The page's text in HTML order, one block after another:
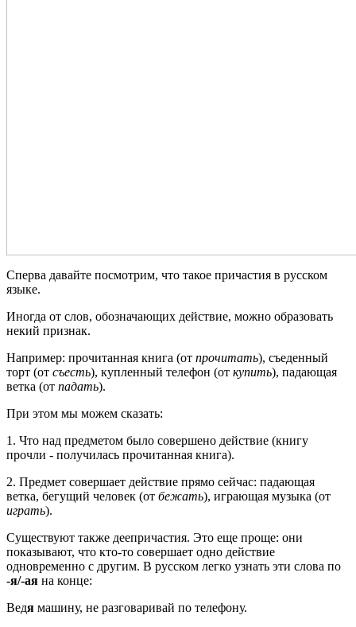
Сперва давайте посмотрим, что такое причастия в русском
языке.
Иногда от слов, обозначающих действие, можно образовать
некий признак.
Например: прочитанная книга (от прочитать), съеденный
торт (от съесть), купленный телефон (от купить), падающая
ветка (от падать).
При этом мы можем сказать:
1. Что над предметом было совершено действие (книгу
прочли - получилась прочитанная книга).
2. Предмет совершает действие прямо сейчас: падающая
ветка, бегущий человек (от бежать), играющая музыка (от
играть).
Существуют также деепричастия. Это еще проще: они
показывают, что кто-то совершает одно действие
одновременно с другим. В русском легко узнать эти слова по
-я/-ая на конце:
Ведя машину, не разговаривай по телефону.